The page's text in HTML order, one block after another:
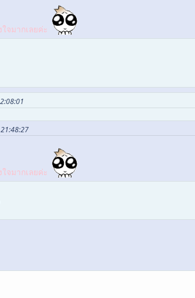
จมากเลยค่ะ
จมากเลยค่ะ